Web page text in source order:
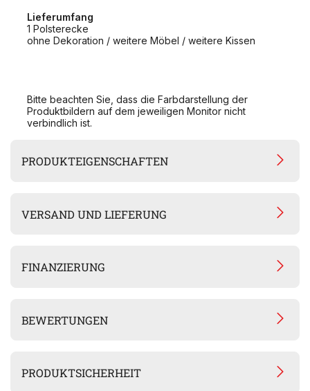
Lieferumfang
1 Polsterecke
ohne Dekoration / weitere Möbel / weitere Kissen
Bitte beachten Sie, dass die Farbdarstellung der
Produktbildern auf dem jeweiligen Monitor nicht
verbindlich ist.
PRODUKTEIGENSCHAFTEN
VERSAND UND LIEFERUNG
FINANZIERUNG
BEWERTUNGEN
PRODUKTSICHERHEIT